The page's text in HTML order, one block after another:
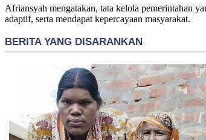
Afriansyah mengatakan, tata kelola pemerintahan
adaptif, serta mendapat kepercayaan masyarakat.